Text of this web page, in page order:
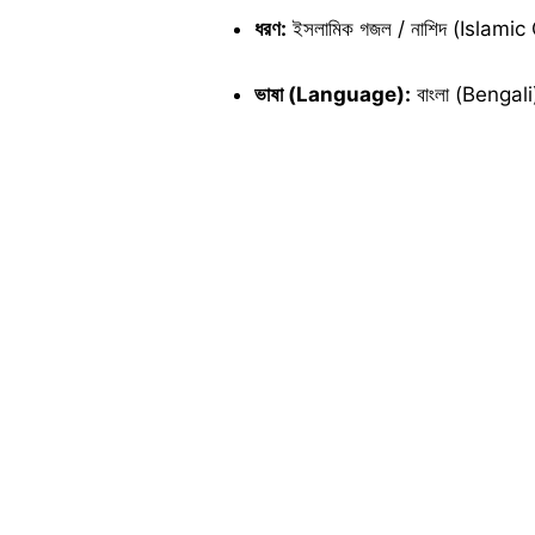
ধরণ: ইসলামিক গজল / নাশিদ
ভাষা (Language): বাংলা